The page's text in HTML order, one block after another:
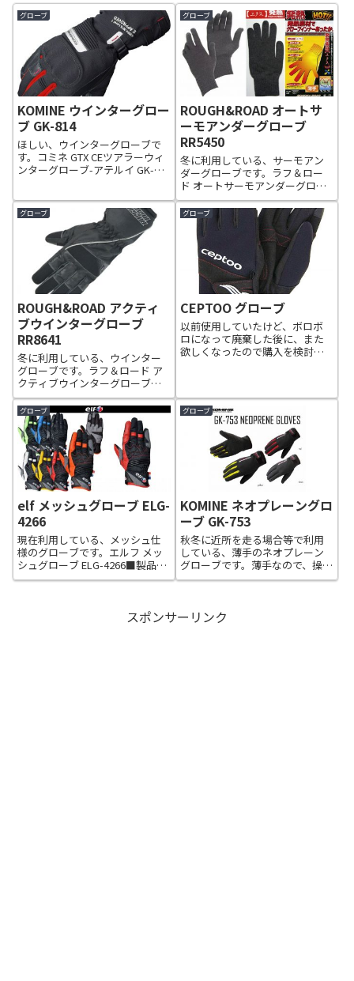
グローブ
KOMINE ウインターグロー
ブ GK-814
ほしい、ウインターグローブで
す。コミネ GTX CEツアラーウィ
ンターグローブ-アテルイ GK-
ーグローブ。袖口からの雨・風
の浸入を防ぐインナースリーブ
にもGORE-TEX...
グローブ
ROUGH&ROAD オートサ
ーモアンダーグローブ
RR5450
冬に利用している、サーモアン
ダーグローブです。ラフ＆ロー
ド オートサーモアンダーグロー
ブ RR5450吸湿発熱素材エクスを
使った薄手で伸び縮み自在のア
ンダーグローブです。■製品番
号：RR5450■サイズ：S-L、L-
XL■カラー：ガンメタ■...
グローブ
ROUGH&ROAD アクティ
ブウインターグローブ
RR8641
冬に利用している、ウインター
グローブです。ラフ＆ロード ア
クティブウインターグローブ
RR8641街乗りに最適な、冬の防
水・透湿ウインターグローブ。
中綿入りで軽く、プロテクショ
ン性より保温力と動かしやすさ
にウエイトをおいた、コストパ
フォーマ...
グローブ
CEPTOO グローブ
以前使用していたけど、ボロボ
ロになって廃棄した後に、また
欲しくなったので購入を検討し
が付いていてグローブを外した
時にスナップボタンで合わせて
保管できるところです。これっ
て意外と便利ですよ。
グローブ
elf メッシュグローブ ELG-
4266
現在利用している、メッシュ仕
様のグローブです。エルフ メッ
シュグローブ ELG-4266■製品番
号：ELG-4266■サイズ：M、L、
ブラック、ホワイト■素材：ポ
グローブ
KOMINE ネオプレーングロ
ーブ GK-753
秋冬に近所を走る場合等で利用
している、薄手のネオプレーン
グローブです。薄手なので、操作
はしやすいです。
スポンサーリンク